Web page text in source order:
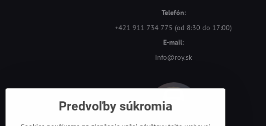
Telefón:
+421 911 734 775 (od 8:30 do 17:00)
E-mail:
info@roy.sk
Predvoľby súkromia